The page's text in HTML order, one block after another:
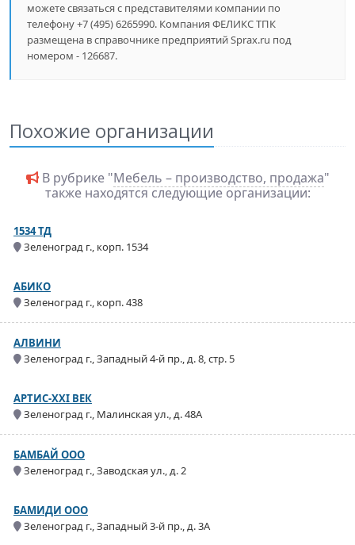
можете связаться с представителями компании по
телефону +7 (495) 6265990. Компания ФЕЛИКС ТПК
размещена в справочнике предприятий Sprax.ru под
номером - 126687.
Похожие организации
В рубрике "Мебель – производство, продажа"
также находятся следующие организации:
1534 ТД
Зеленоград г., корп. 1534
АБИКО
Зеленоград г., корп. 438
АЛВИНИ
Зеленоград г., Западный 4-й пр., д. 8, стр. 5
АРТИС-XXI ВЕК
Зеленоград г., Малинская ул., д. 48А
БАМБАЙ ООО
Зеленоград г., Заводская ул., д. 2
БАМИДИ ООО
Зеленоград г., Западный 3-й пр., д. 3А